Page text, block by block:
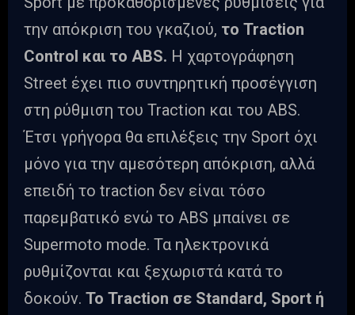
την απόκριση του γκαζιού, το Traction
Control και το ABS. Η χαρτογράφηση
Street έχει πιο συντηρητική προσέγγιση
στη ρύθμιση του Traction και του ABS.
Έτσι γρήγορα θα επιλέξεις την Sport όχι
μόνο για την αμεσότερη απόκριση, αλλά
επειδή το traction δεν είναι τόσο
παρεμβατικό ενώ το ABS μπαίνει σε
Supermoto mode. Τα ηλεκτρονικά
ρυθμίζονται και ξεχωριστά κατά το
δοκούν. Το Traction σε Standard, Sport ή